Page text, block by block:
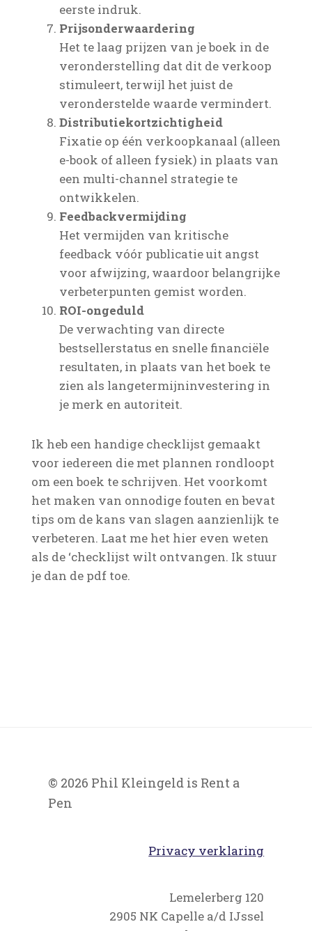
eerste indruk.
Prijsonderwaardering
Het te laag prijzen van je boek in de
veronderstelling dat dit de verkoop
stimuleert, terwijl het juist de
veronderstelde waarde vermindert.
Distributiekortzichtigheid
Fixatie op één verkoopkanaal (alleen
e-book of alleen fysiek) in plaats van
een multi-channel strategie te
ontwikkelen.
Feedbackvermijding
Het vermijden van kritische
feedback vóór publicatie uit angst
voor afwijzing, waardoor belangrijke
verbeterpunten gemist worden.
ROI-ongeduld
De verwachting van directe
bestsellerstatus en snelle financiële
resultaten, in plaats van het boek te
zien als langetermijninvestering in
je merk en autoriteit.
Ik heb een handige checklijst gemaakt
voor iedereen die met plannen rondloopt
om een boek te schrijven. Het voorkomt
het maken van onnodige fouten en bevat
tips om de kans van slagen aanzienlijk te
verbeteren. Laat me het hier even weten
als de ‘checklijst wilt ontvangen. Ik stuur
je dan de pdf toe.
© 2026 Phil Kleingeld is Rent a
Pen
Privacy verklaring
Lemelerberg 120
2905 NK Capelle a/d IJssel